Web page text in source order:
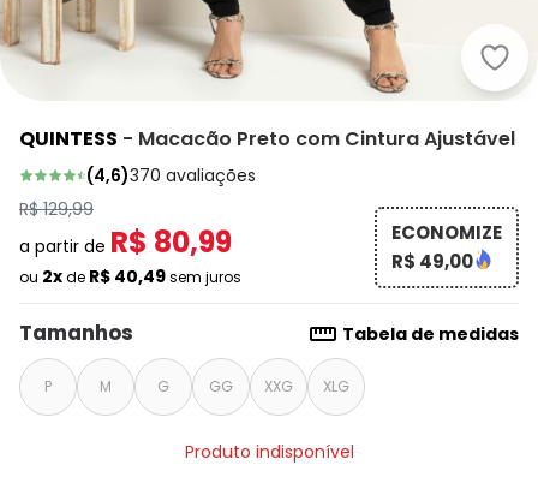
QUINTESS - Macacão Preto com Cintura Ajustável
(4,6)370 avaliações
R$ 129,99
a partir de R$ 80,99
ou 2xde R$ 40,49sem juros
ECONOMIZE
R$ 49,00
Tamanhos Tabela de medidas
P M G GG XXG XLG
Produto indisponível